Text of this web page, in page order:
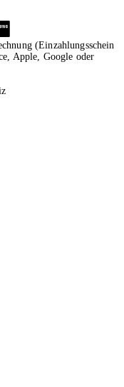
(Einzahlungsschein
Apple, Google oder